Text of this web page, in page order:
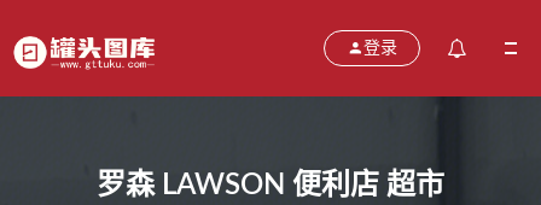
登录
罗森 LAWSON 便利店 超市